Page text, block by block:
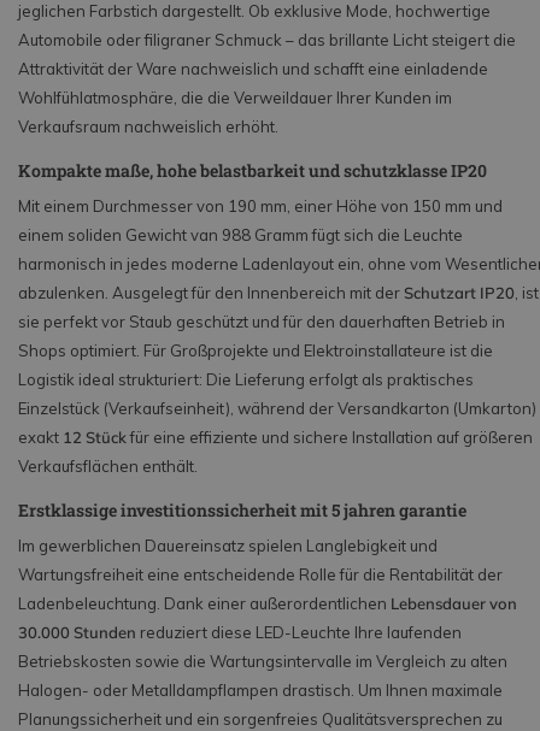
jeglichen Farbstich dargestellt. Ob exklusive Mode, hochwertige
Automobile oder filigraner Schmuck – das brillante Licht steigert die
Attraktivität der Ware nachweislich und schafft eine einladende
Wohlfühlatmosphäre, die die Verweildauer Ihrer Kunden im
Verkaufsraum nachweislich erhöht.
Kompakte maße, hohe belastbarkeit und schutzklasse IP20
Mit einem Durchmesser von 190 mm, einer Höhe von 150 mm und
einem soliden Gewicht van 988 Gramm fügt sich die Leuchte
harmonisch in jedes moderne Ladenlayout ein, ohne vom
abzulenken. Ausgelegt für den Innenbereich mit der Schutzart IP20, ist
sie perfekt vor Staub geschützt und für den dauerhaften Betrieb in
Shops optimiert. Für Großprojekte und Elektroinstallateure ist die
Logistik ideal strukturiert: Die Lieferung erfolgt als praktisches
Einzelstück (Verkaufseinheit), während der Versandkarton (Umkarton)
exakt 12 Stückfür eine effiziente und sichere Installation auf größeren
Verkaufsflächen enthält.
Erstklassige investitionssicherheit mit 5 jahren garantie
Im gewerblichen Dauereinsatz spielen Langlebigkeit und
Wartungsfreiheit eine entscheidende Rolle für die Rentabilität der
Ladenbeleuchtung. Dank einer außerordentlichen Lebensdauer von
30.000 Stunden reduziert diese LED-Leuchte Ihre laufenden
Betriebskosten sowie die Wartungsintervalle im Vergleich zu alten
Halogen- oder Metalldampflampen drastisch. Um Ihnen maximale
Planungssicherheit und ein sorgenfreies Qualitätsversprechen zu